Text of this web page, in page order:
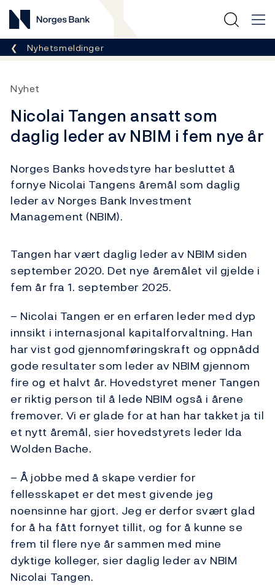
Norges Bank
Her er du nå:
Nyhetsmeldinger
Nyhet
Nicolai Tangen ansatt som
daglig leder av NBIM i fem nye år
Norges Banks hovedstyre har besluttet å
fornye Nicolai Tangens åremål som daglig
leder av Norges Bank Investment
Management (NBIM).
Tangen har vært daglig leder av NBIM siden
september 2020. Det nye åremålet vil gjelde i
fem år fra 1. september 2025.
– Nicolai Tangen er en erfaren leder med dyp
innsikt i internasjonal kapitalforvaltning. Han
har vist god gjennomføringskraft og oppnådd
gode resultater som leder av NBIM gjennom
fire og et halvt år. Hovedstyret mener Tangen
er riktig person til å lede NBIM også i årene
fremover. Vi er glade for at han har takket ja til
et nytt åremål, sier hovedstyrets leder Ida
Wolden Bache.
– Å jobbe med å skape verdier for
fellesskapet er det mest givende jeg
noensinne har gjort. Jeg er derfor svært glad
for å ha fått fornyet tillit, og for å kunne se
frem til flere nye år sammen med mine
dyktige kolleger, sier daglig leder av NBIM
Nicolai Tangen.